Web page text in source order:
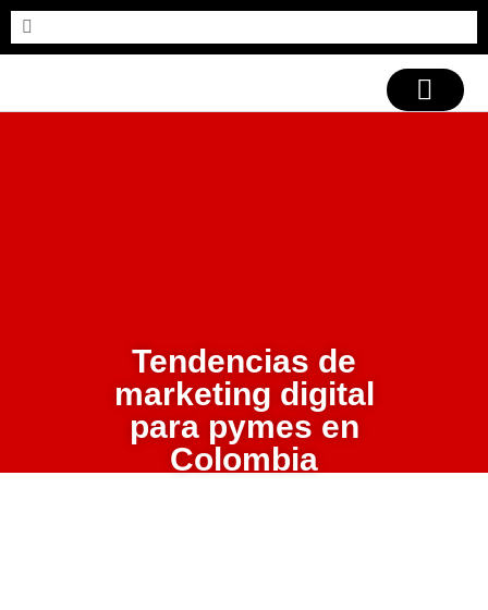
Tendencias de
marketing digital
para pymes en
Colombia